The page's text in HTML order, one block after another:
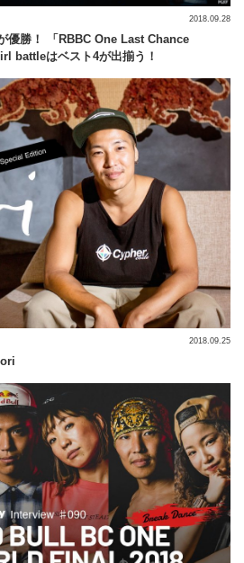
優勝！ 「RBBC One Last Chance
battleはベスト4が出揃う！
2018.09.28
Nori
2018.09.25